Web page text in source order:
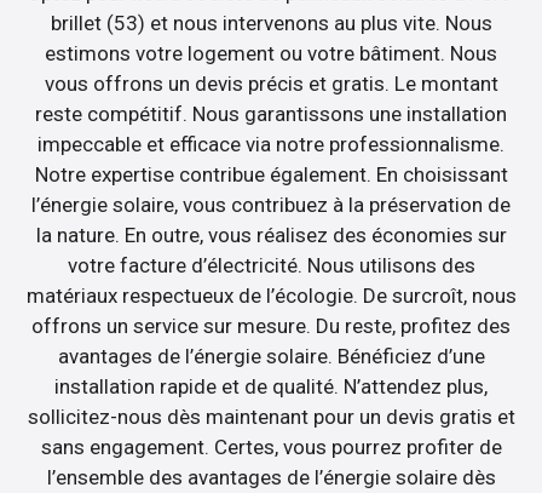
brillet (53) et nous intervenons au plus vite. Nous
estimons votre logement ou votre bâtiment. Nous
vous offrons un devis précis et gratis. Le montant
reste compétitif. Nous garantissons une installation
impeccable et efficace via notre professionnalisme.
Notre expertise contribue également. En choisissant
l’énergie solaire, vous contribuez à la préservation de
la nature. En outre, vous réalisez des économies sur
votre facture d’électricité. Nous utilisons des
matériaux respectueux de l’écologie. De surcroît, nous
offrons un service sur mesure. Du reste, profitez des
avantages de l’énergie solaire. Bénéficiez d’une
installation rapide et de qualité. N’attendez plus,
sollicitez-nous dès maintenant pour un devis gratis et
sans engagement. Certes, vous pourrez profiter de
l’ensemble des avantages de l’énergie solaire dès